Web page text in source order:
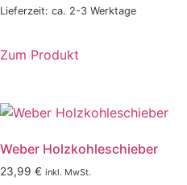
Lieferzeit: ca. 2-3 Werktage
Zum Produkt
Weber Holzkohleschieber
23,99 € inkl. MwSt.